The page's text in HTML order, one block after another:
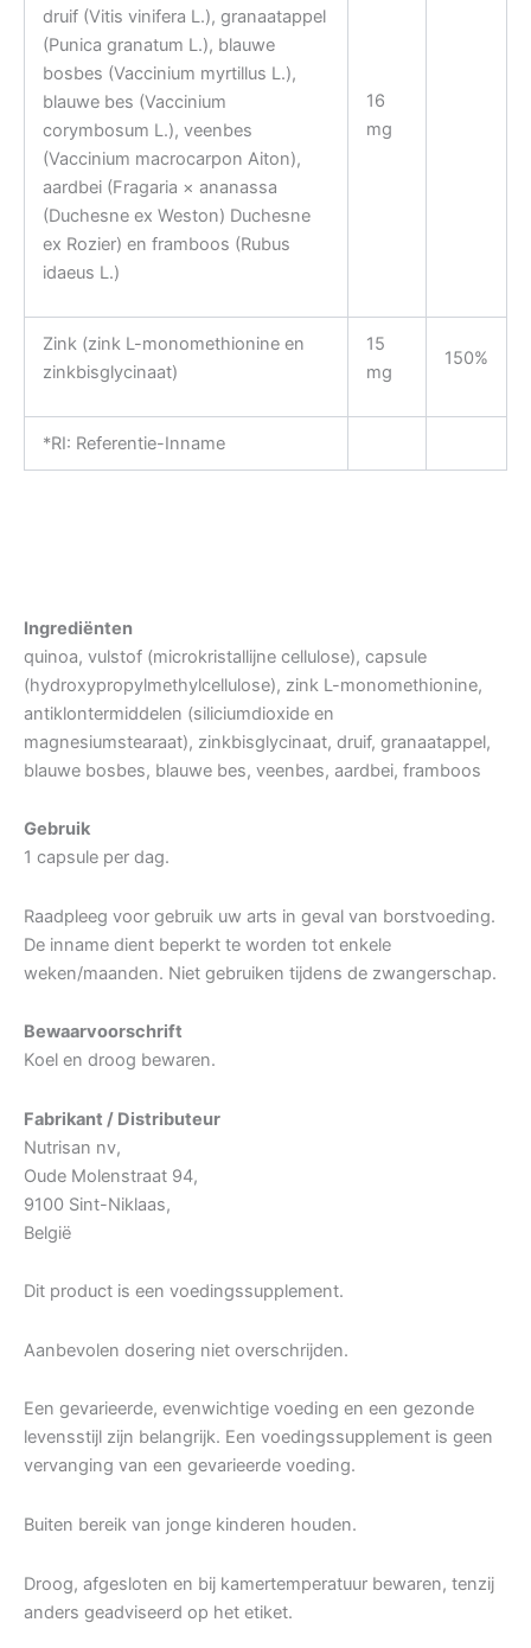
druif (Vitis vinifera L.), granaatappel
(Punica granatum L.), blauwe
bosbes (Vaccinium myrtillus L.),
blauwe bes (Vaccinium
corymbosum L.), veenbes
(Vaccinium macrocarpon Aiton),
aardbei (Fragaria × ananassa
(Duchesne ex Weston) Duchesne
ex Rozier) en framboos (Rubus
idaeus L.)
16
mg
Zink (zink L-monomethionine en
zinkbisglycinaat)
15
mg
150%
*RI: Referentie-Inname
Ingrediënten
quinoa, vulstof (microkristallijne cellulose), capsule
(hydroxypropylmethylcellulose), zink L-monomethionine,
antiklontermiddelen (siliciumdioxide en
magnesiumstearaat), zinkbisglycinaat, druif, granaatappel,
blauwe bosbes, blauwe bes, veenbes, aardbei, framboos
Gebruik
1 capsule per dag.
Raadpleeg voor gebruik uw arts in geval van borstvoeding.
De inname dient beperkt te worden tot enkele
weken/maanden. Niet gebruiken tijdens de zwangerschap.
Bewaarvoorschrift
Koel en droog bewaren.
Fabrikant / Distributeur
Nutrisan nv,
Oude Molenstraat 94,
9100 Sint-Niklaas,
België
Dit product is een voedingssupplement.
Aanbevolen dosering niet overschrijden.
Een gevarieerde, evenwichtige voeding en een gezonde
levensstijl zijn belangrijk. Een voedingssupplement is geen
vervanging van een gevarieerde voeding.
Buiten bereik van jonge kinderen houden.
Droog, afgesloten en bij kamertemperatuur bewaren, tenzij
anders geadviseerd op het etiket.